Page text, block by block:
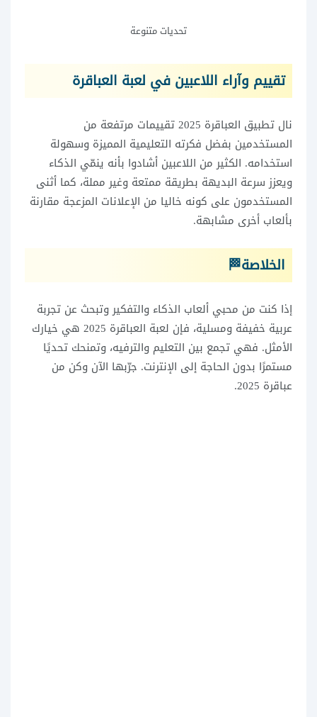
تحديات متنوعة
تقييم وآراء اللاعبين في لعبة العباقرة
نال تطبيق العباقرة 2025 تقييمات مرتفعة من
المستخدمين بفضل فكرته التعليمية المميزة وسهولة
استخدامه. الكثير من اللاعبين أشادوا بأنه ينمّي الذكاء
ويعزز سرعة البديهة بطريقة ممتعة وغير مملة، كما أثنى
المستخدمون على كونه خاليا من الإعلانات المزعجة مقارنة
بألعاب أخرى مشابهة.
الخلاصة🏁
إذا كنت من محبي ألعاب الذكاء والتفكير وتبحث عن تجربة
عربية خفيفة ومسلية، فإن لعبة العباقرة 2025 هي خيارك
الأمثل. فهي تجمع بين التعليم والترفيه، وتمنحك تحديًا
مستمرًا بدون الحاجة إلى الإنترنت. جرّبها الآن وكن من
عباقرة 2025.